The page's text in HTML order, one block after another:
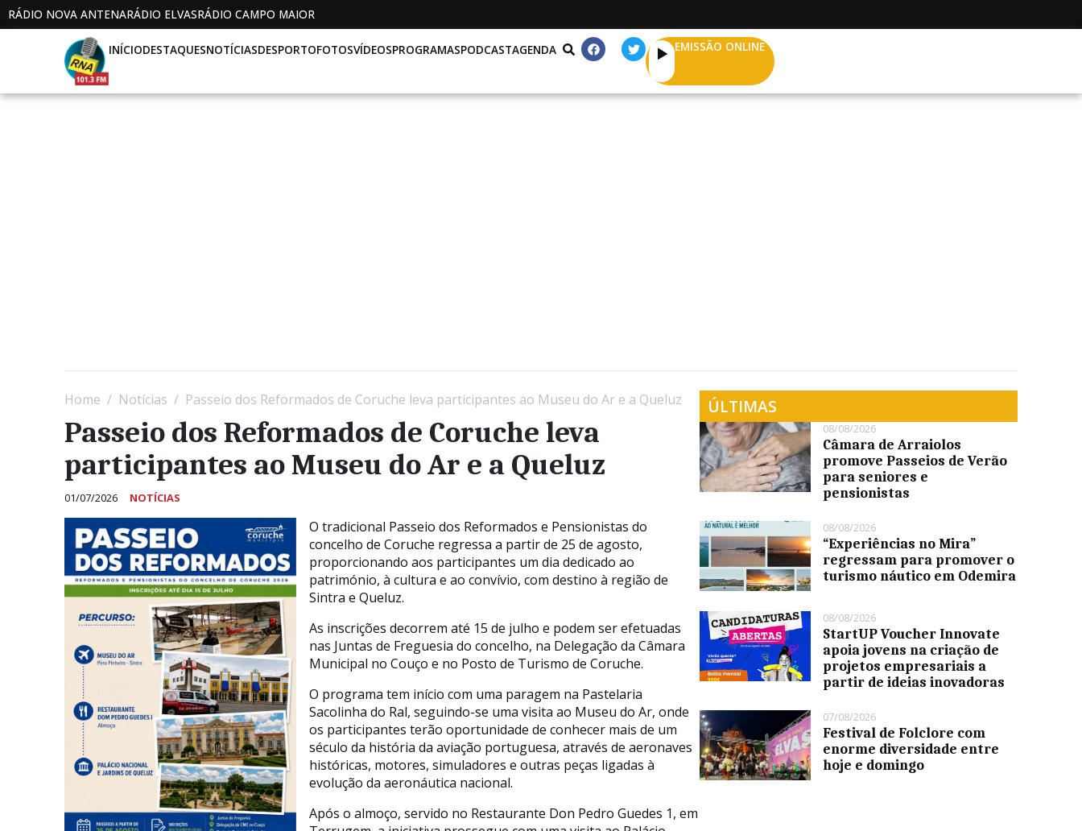
RÁDIO NOVA ANTENARÁDIO ELVASRÁDIO CAMPO MAIOR
INÍCIODESTAQUESNOTÍCIASDESPORTOFOTOSVÍDEOSPROGRAMASPODCASTAGENDA EMISSÃO ONLINE
Home Notícias Passeio dos Reformados de Coruche leva participantes ao Museu do Ar e a Queluz
Passeio dos Reformados de Coruche leva
participantes ao Museu do Ar e a Queluz
01/07/2026 NOTÍCIAS
O tradicional Passeio dos Reformados e Pensionistas do
concelho de Coruche regressa a partir de 25 de agosto,
proporcionando aos participantes um dia dedicado ao
património, à cultura e ao convívio, com destino à região de
Sintra e Queluz.
As inscrições decorrem até 15 de julho e podem ser efetuadas
nas Juntas de Freguesia do concelho, na Delegação da Câmara
Municipal no Couço e no Posto de Turismo de Coruche.
O programa tem início com uma paragem na Pastelaria
Sacolinha do Ral, seguindo-se uma visita ao Museu do Ar, onde
os participantes terão oportunidade de conhecer mais de um
século da história da aviação portuguesa, através de aeronaves
históricas, motores, simuladores e outras peças ligadas à
evolução da aeronáutica nacional.
Após o almoço, servido no Restaurante Don Pedro Guedes 1, em
ÚLTIMAS
08/08/2026
Câmara de Arraiolos
promove Passeios de Verão
para seniores e
pensionistas
08/08/2026
“Experiências no Mira”
regressam para promover o
turismo náutico em Odemira
08/08/2026
StartUP Voucher Innovate
apoia jovens na criação de
projetos empresariais a
partir de ideias inovadoras
07/08/2026
Festival de Folclore com
enorme diversidade entre
hoje e domingo